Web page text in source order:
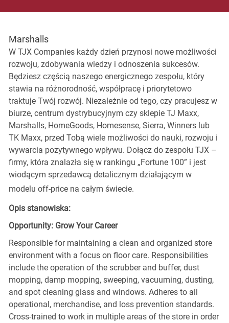
Marshalls
W TJX Companies każdy dzień przynosi nowe możliwości
rozwoju, zdobywania wiedzy i odnoszenia sukcesów.
Będziesz częścią naszego energicznego zespołu, który
stawia na różnorodność, współpracę i priorytetowo
traktuje Twój rozwój. Niezależnie od tego, czy pracujesz w
biurze, centrum dystrybucyjnym czy sklepie TJ Maxx,
Marshalls, HomeGoods, Homesense, Sierra, Winners lub
TK Maxx, przed Tobą wiele możliwości do nauki, rozwoju i
wywarcia pozytywnego wpływu. Dołącz do zespołu TJX –
firmy, która znalazła się w rankingu „Fortune 100” i jest
wiodącym sprzedawcą detalicznym działającym w
modelu off-price na całym świecie.
Opis stanowiska:
Opportunity: Grow Your Career
Responsible for maintaining a clean and organized store
environment with a focus on floor care. Responsibilities
include the operation of the scrubber and buffer, dust
mopping, damp mopping, sweeping, vacuuming, dusting,
and spot cleaning glass and windows. Adheres to all
operational, merchandise, and loss prevention standards.
Cross-trained to work in multiple areas of the store in order